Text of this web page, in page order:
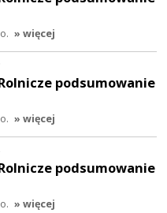
» więcej
podsumowanie
» więcej
podsumowanie
» więcej